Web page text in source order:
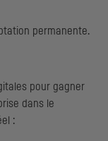
permanente.
pour gagner
dans le
: